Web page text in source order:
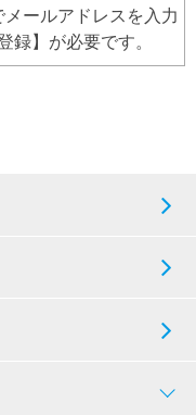
ールアドレスを入力
録】が必要です。